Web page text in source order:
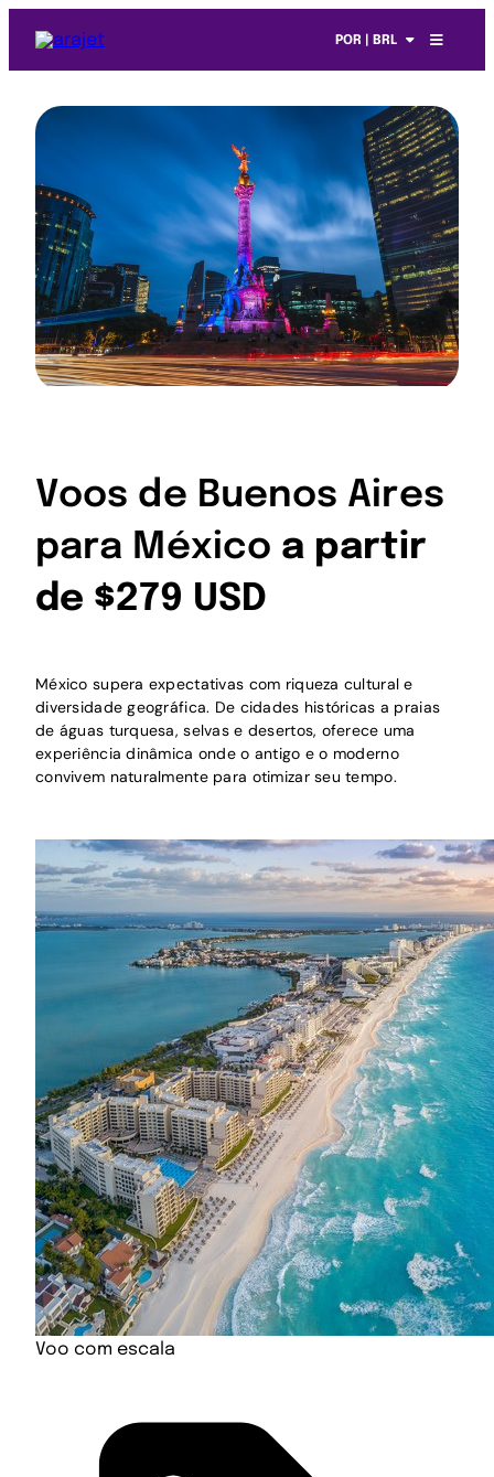
POR | BRL
Voos de Buenos Aires
para México a partir
de $279 USD
México supera expectativas com riqueza cultural e
diversidade geográfica. De cidades históricas a praias
de águas turquesa, selvas e desertos, oferece uma
experiência dinâmica onde o antigo e o moderno
convivem naturalmente para otimizar seu tempo.
Voo com escala